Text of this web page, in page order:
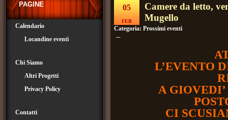
PAGINE
Calendario
Locandine eventi
Chi Siamo
Altri Progetti
Privacy Policy
Contatti
05
FEB
Camere da letto,
Mugello
Categoria: Prossimi eventi
–
L’EVENTO
A GIOVEDI’
CI